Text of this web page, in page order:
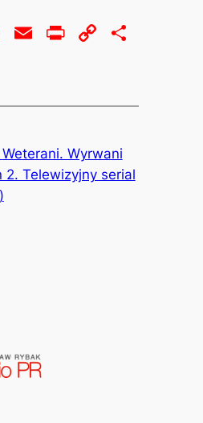
LinkedIn
EmailPrintCopy
Weterani. Wyrwani
2. Telewizyjny serial